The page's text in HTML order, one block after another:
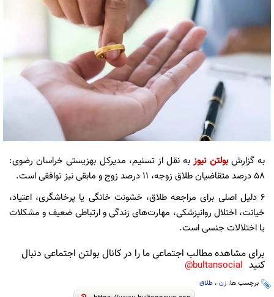
به گزارشبولتن نیوزبه نقل از تسنیم، مدیرکل بهزیستی خراسان رضوی:
۵۸ درصد متقاضیان طلاق زوجه، ۱۱ درصد زوج و مابقی نیز توافقی است.
۶ دلیل اصلی برای مراجعه طلاق، خشونت خانگی یا پرخاشگری، اعتیاد،
خیانت، اختلال روانپزشکی، مهارت‌های زندگی و ارتباطی ضعیف و مشکلات
یا اختلالات جنسی است.
برای مشاهده مطالب اجتماعی ما را در کانال بولتن اجتماعی دنبال
کنید bultansocial@
برچسب ها: زن ، طلاق